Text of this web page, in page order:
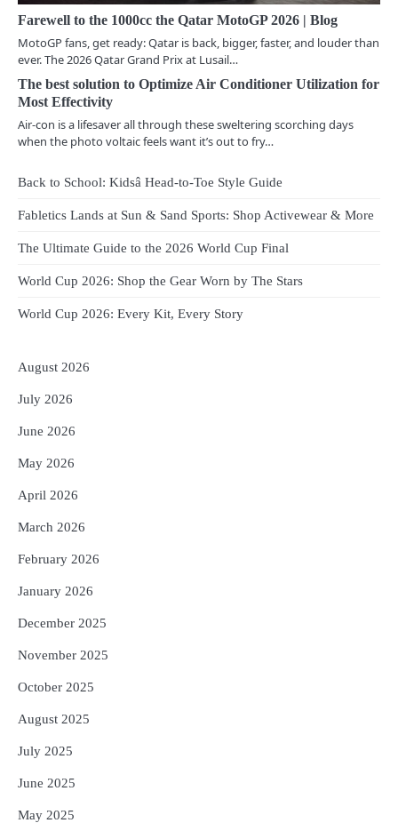
Farewell to the 1000cc the Qatar MotoGP 2026 | Blog
MotoGP fans, get ready: Qatar is back, bigger, faster, and louder than
ever. The 2026 Qatar Grand Prix at Lusail…
The best solution to Optimize Air Conditioner Utilization for
Most Effectivity
Air-con is a lifesaver all through these sweltering scorching days
when the photo voltaic feels want it’s out to fry…
Back to School: Kidsâ Head-to-Toe Style Guide
Fabletics Lands at Sun & Sand Sports: Shop Activewear & More
The Ultimate Guide to the 2026 World Cup Final
World Cup 2026: Shop the Gear Worn by The Stars
World Cup 2026: Every Kit, Every Story
August 2026
July 2026
June 2026
May 2026
April 2026
March 2026
February 2026
January 2026
December 2025
November 2025
October 2025
August 2025
July 2025
June 2025
May 2025